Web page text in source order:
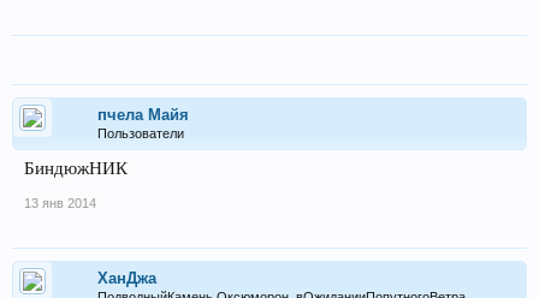
пчела Майя
Пользователи
БиндюжНИК
13 янв 2014
ХанДжа